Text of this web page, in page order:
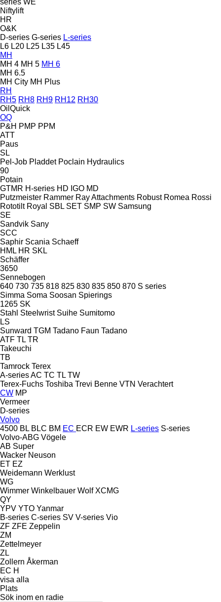
Niftylift
HR
O&K
D-series G-series L-series
L6 L20 L25 L35 L45
MH
MH 4 MH 5 MH 6
MH 6.5
MH City MH Plus
RH
RH5 RH8 RH9 RH12 RH30
OilQuick
OQ
P&H PMP PPM
ATT
Paus
SL
Pel-Job Pladdet Poclain Hydraulics
90
Potain
GTMR H-series HD IGO MD
Putzmeister Rammer Ray Attachments Robust Romea Rossi
Rototilt Royal SBL SET SMP SW Samsung
SE
Sandvik Sany
SCC
Saphir Scania Schaeff
HML HR SKL
Schäffer
3650
Sennebogen
640 730 735 818 825 830 835 850 870 S series
Simma Soma Soosan Spierings
1265 SK
Stahl Steelwrist Suihe Sumitomo
LS
Sunward TGM Tadano Faun Tadano
ATF TL TR
Takeuchi
TB
Tamrock Terex
A-seriesAC TC TL TW
Terex-Fuchs Toshiba Trevi Benne VTN Verachtert
CW MP
Vermeer
D-series
Volvo
4500 BL BLC BM EC ECR EW EWR L-series S-series
Volvo-ABG Vögele
AB Super
Wacker Neuson
ET EZ
Weidemann Werklust
WG
Wimmer Winkelbauer Wolf XCMG
QY
YPV YTO Yanmar
B-series C-series SV V-series Vio
ZF ZFE Zeppelin
ZM
Zettelmeyer
ZL
Zollern Åkerman
EC H
visa alla
Plats
Sök inom en radie